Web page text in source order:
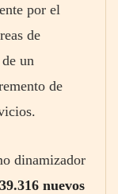
por el
de
un
de
dinamizador
nuevos